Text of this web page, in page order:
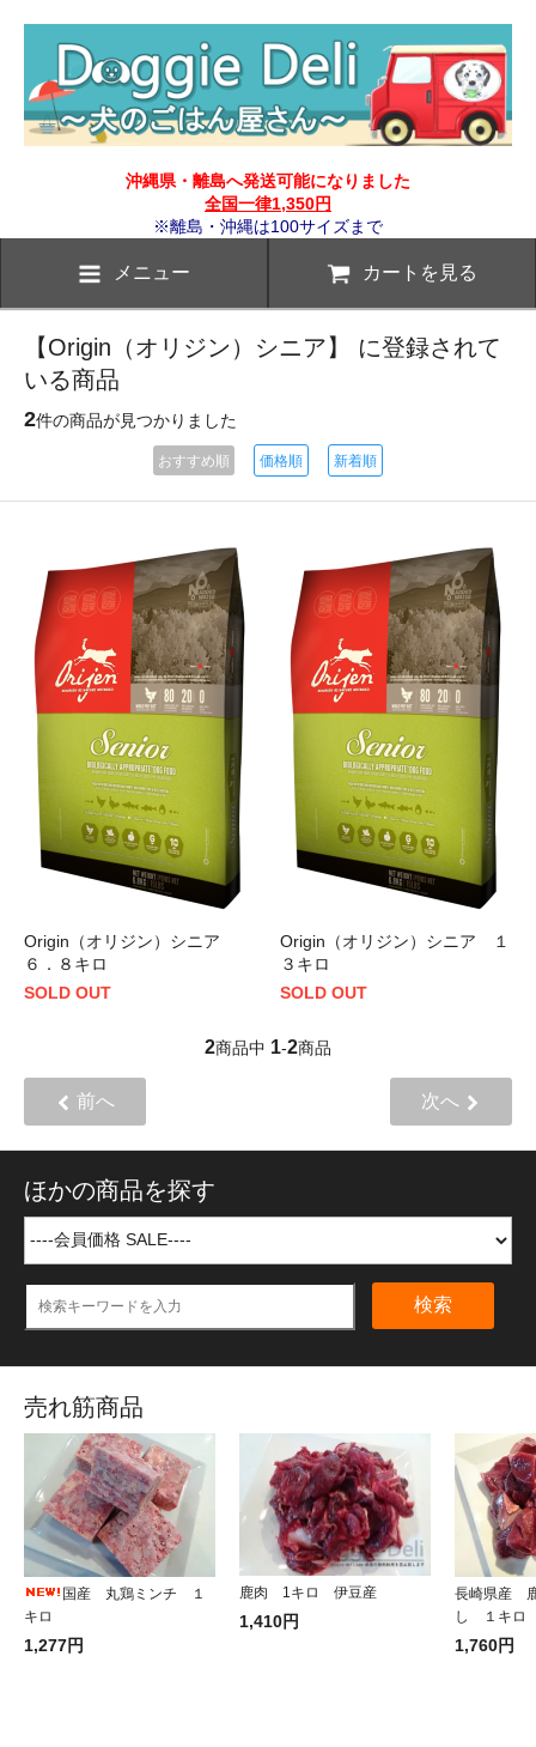
沖縄県・離島へ発送可能になりました
全国一律1,350円
※離島・沖縄は100サイズまで
メニュー カートを見る
【Origin（オリジン）シニア】 に登録されて
いる商品
2件の商品が見つかりました
おすすめ順 価格順 新着順
Origin（オリジン）シニア
６．８キロ
SOLD OUT
Origin（オリジン）シニア １
３キロ
SOLD OUT
2商品中 1-2商品
前へ 次へ
ほかの商品を探す
検索
売れ筋商品
国産 丸鶏ミンチ １
キロ
1,277円
鹿肉 1キロ 伊豆産
1,410円
長崎県産
し １キロ
1,760円